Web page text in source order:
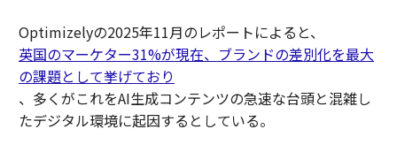
Optimizelyの2025年11月のレポートによると、
英国のマーケター31%が現在、ブランドの差別化を最大
の課題として挙げており
、多くがこれをAI生成コンテンツの急速な台頭と混雑し
たデジタル環境に起因するとしている。